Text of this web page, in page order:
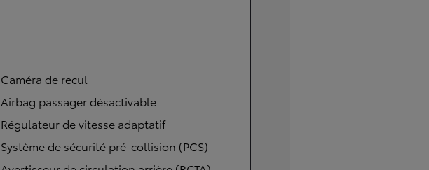
Caméra de recul
Airbag passager désactivable
Régulateur de vitesse adaptatif
Système de sécurité pré-collision (PCS)